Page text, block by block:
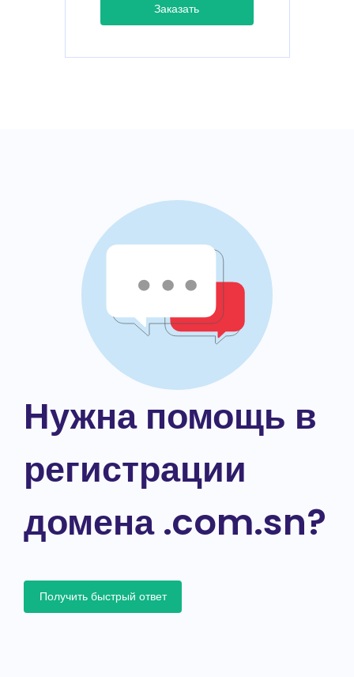
Заказать
Нужна помощь в
регистрации
домена .com.sn?
Получить быстрый ответ